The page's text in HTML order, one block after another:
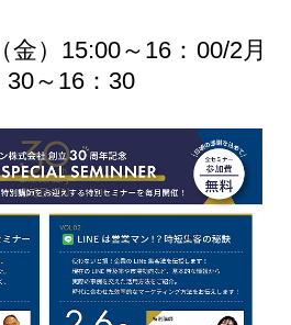
金）15:00～16：00/2月
～16：30